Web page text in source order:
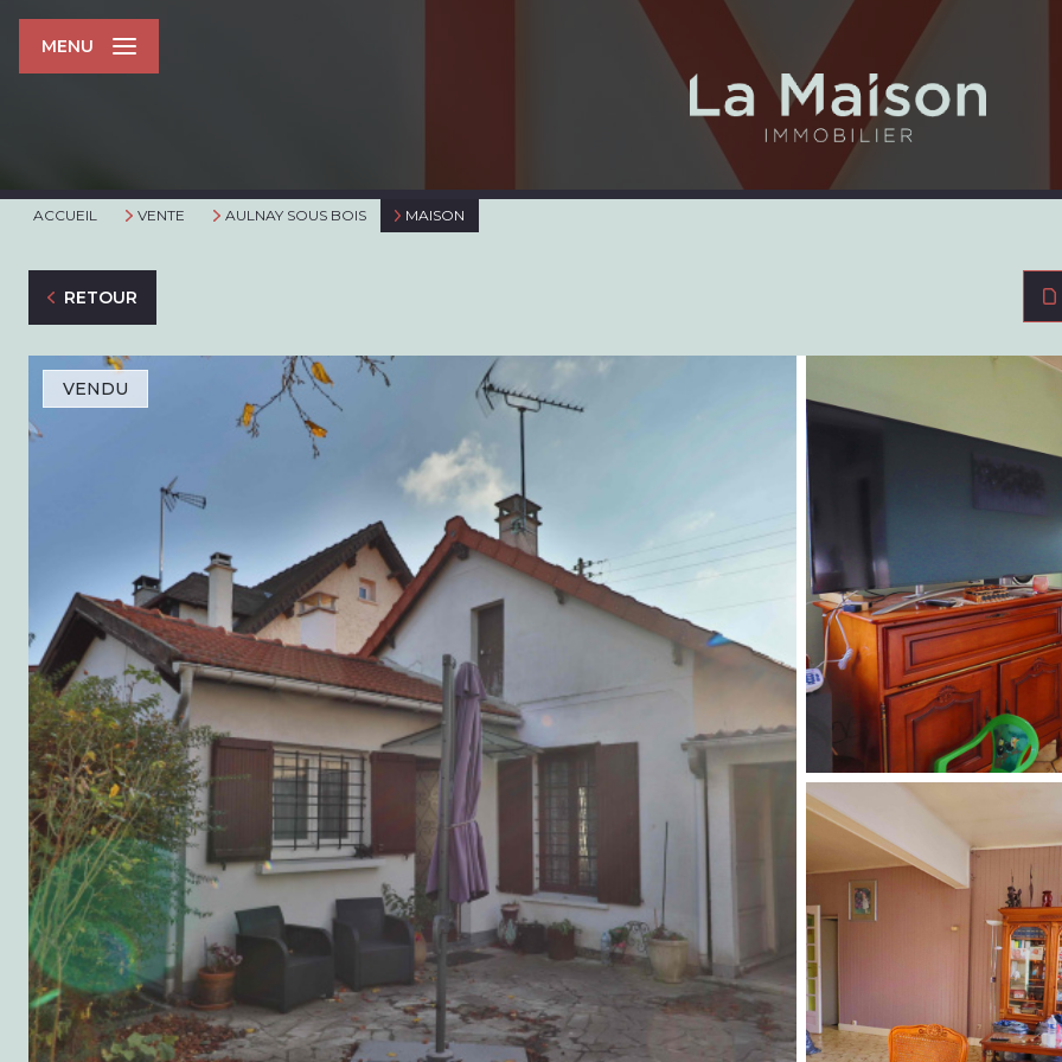
MENU
ACCUEIL VENTE AULNAY SOUS BOIS MAISON
RETOUR
VENDU